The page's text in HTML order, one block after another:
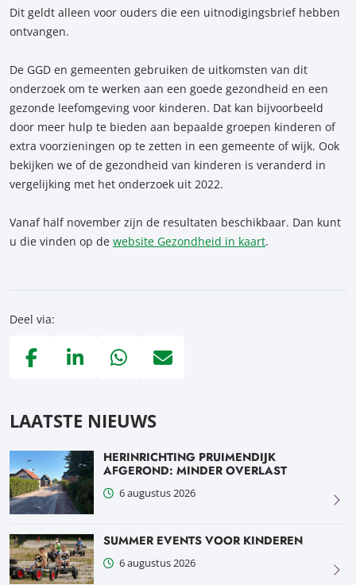
Dit geldt alleen voor ouders die een uitnodigingsbrief hebben
ontvangen.
De GGD en gemeenten gebruiken de uitkomsten van dit
onderzoek om te werken aan een goede gezondheid en een
gezonde leefomgeving voor kinderen. Dat kan bijvoorbeeld
door meer hulp te bieden aan bepaalde groepen kinderen of
extra voorzieningen op te zetten in een gemeente of wijk. Ook
bekijken we of de gezondheid van kinderen is veranderd in
vergelijking met het onderzoek uit 2022.
Vanaf half november zijn de resultaten beschikbaar. Dan kunt
u die vinden op de website Gezondheid in kaart.
Deel via:
LAATSTE NIEUWS
HERINRICHTING PRUIMENDIJK
AFGEROND: MINDER OVERLAST
6 augustus 2026
SUMMER EVENTS VOOR KINDEREN
6 augustus 2026